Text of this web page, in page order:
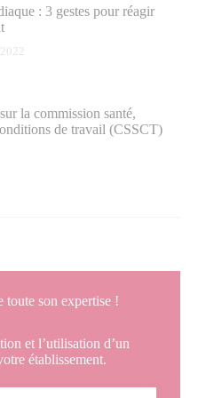
: 3 gestes pour réagir
la commission santé,
de travail (CSSCT)
son expertise !
et l’utilisation d’un
établissement.